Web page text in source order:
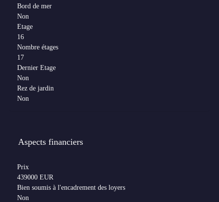
Bord de mer
Non
Etage
16
Nombre étages
17
Dernier Etage
Non
Rez de jardin
Non
Aspects financiers
Prix
439000 EUR
Bien soumis à l'encadrement des loyers
Non